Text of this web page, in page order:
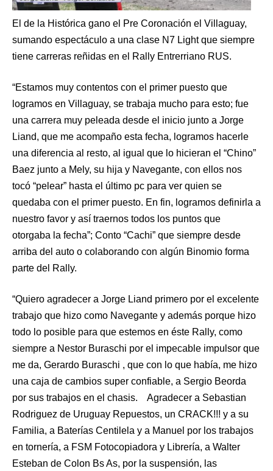
El de la Histórica gano el Pre Coronación el Villaguay,
sumando espectáculo a una clase N7 Light que siempre
tiene carreras reñidas en el Rally Entrerriano RUS.
“Estamos muy contentos con el primer puesto que
logramos en Villaguay, se trabaja mucho para esto; fue
una carrera muy peleada desde el inicio junto a Jorge
Liand, que me acompaño esta fecha, logramos hacerle
una diferencia al resto, al igual que lo hicieran el “Chino”
Baez junto a Mely, su hija y Navegante, con ellos nos
tocó “pelear” hasta el último pc para ver quien se
quedaba con el primer puesto. En fin, logramos definirla a
nuestro favor y así traernos todos los puntos que
otorgaba la fecha”; Conto “Cachi” que siempre desde
arriba del auto o colaborando con algún Binomio forma
parte del Rally.
“Quiero agradecer a Jorge Liand primero por el excelente
trabajo que hizo como Navegante y además porque hizo
todo lo posible para que estemos en éste Rally, como
siempre a Nestor Buraschi por el impecable impulsor que
me da, Gerardo Buraschi , que con lo que había, me hizo
una caja de cambios super confiable, a Sergio Beorda
por sus trabajos en el chasis. Agradecer a Sebastian
Rodriguez de Uruguay Repuestos, un CRACK!!! y a su
Familia, a Baterías Centilela y a Manuel por los trabajos
en tornería, a FSM Fotocopiadora y Librería, a Walter
Esteban de Colon Bs As, por la suspensión, las